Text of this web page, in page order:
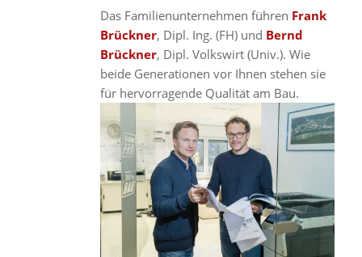
Das Familienunternehmen führen Frank
Brückner, Dipl. Ing. (FH) und Bernd
Brückner, Dipl. Volkswirt (Univ.). Wie
beide Generationen vor Ihnen stehen sie
für hervorragende Qualität am Bau.